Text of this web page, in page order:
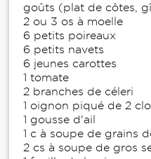
goûts (plat de côtes,
2 ou 3 os à moelle
6 petits poireaux
6 petits navets
6 jeunes carottes
1 tomate
2 branches de céleri
1 oignon piqué de 2
1 gousse d'ail
1 c à soupe de grains
2 cs à soupe de gros